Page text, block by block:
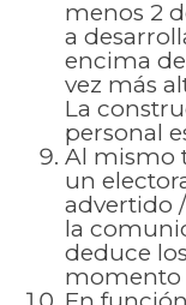
menos 2
a
encima
vez más
La
personal
Al mismo
un
advertido
la
deduce
momento